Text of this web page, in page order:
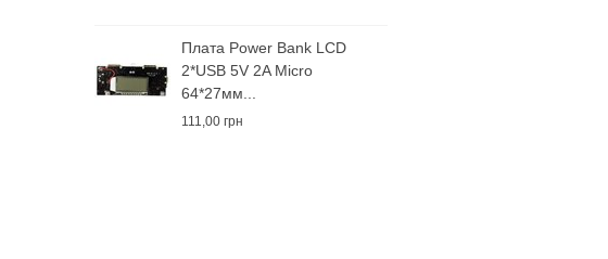
Плата Power Bank LCD
2*USB 5V 2A Micro
64*27мм...
111,00 грн